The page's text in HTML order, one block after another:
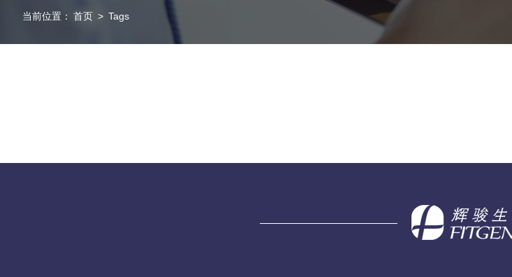
当前位置： 首页 > Tags